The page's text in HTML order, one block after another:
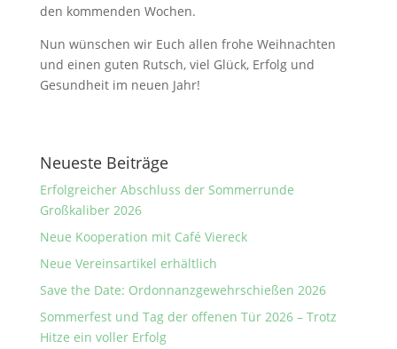
den kommenden Wochen.
Nun wünschen wir Euch allen frohe Weihnachten
und einen guten Rutsch, viel Glück, Erfolg und
Gesundheit im neuen Jahr!
Neueste Beiträge
Erfolgreicher Abschluss der Sommerrunde
Großkaliber 2026
Neue Kooperation mit Café Viereck
Neue Vereinsartikel erhältlich
Save the Date: Ordonnanzgewehrschießen 2026
Sommerfest und Tag der offenen Tür 2026 – Trotz
Hitze ein voller Erfolg